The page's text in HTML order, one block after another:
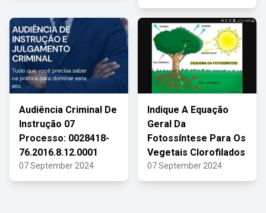
Audiência Criminal De
Instrução 07
Processo: 0028418-
76.2016.8.12.0001
07 September 2024
Indique A Equação
Geral Da
Fotossíntese Para Os
Vegetais Clorofilados
07 September 2024